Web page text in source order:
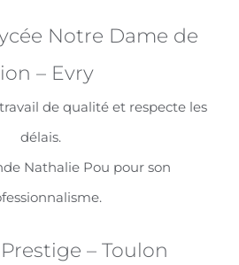
Notre Dame de
– Evry
de qualité et respecte les
délais.
Nathalie Pou pour son
– Toulon